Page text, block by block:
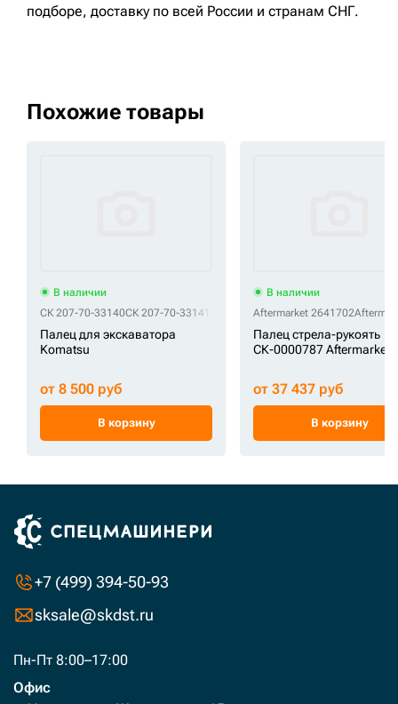
подборе, доставку по всей России и странам СНГ.
Похожие товары
В наличии
СК 207-70-33140СК 207-70-33141
Палец для экскаватора
Komatsu
от 8 500 руб
В корзину
В наличии
Aftermarket 2641702
Палец стрела-рукоять
СК-0000787 Aftermarket
от 37 437 руб
В корзину
+7 (499) 394-50-93
sksale@skdst.ru
Пн-Пт 8:00–17:00
Офис